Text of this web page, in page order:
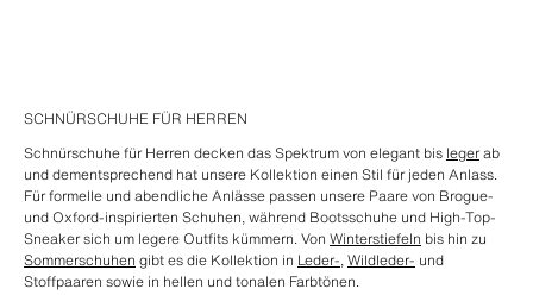
SCHNÜRSCHUHE FÜR HERREN
Schnürschuhe für Herren decken das Spektrum von elegant bis legerab
und dementsprechend hat unsere Kollektion einen Stil für jeden Anlass.
Für formelle und abendliche Anlässe passen unsere Paare von Brogue-
und Oxford-inspirierten Schuhen, während Bootsschuhe und High-Top-
Sneaker sich um legere Outfits kümmern. Von Winterstiefeln bis hin zu
Sommerschuhen gibt es die Kollektion in Leder-,Wildleder- und
Stoffpaaren sowie in hellen und tonalen Farbtönen.